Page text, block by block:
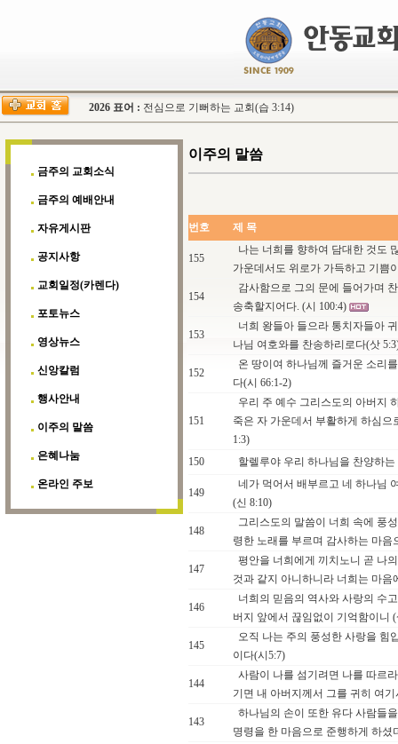
2026 표어 : 전심으로 기뻐하는 교회(습 3:14)
금주의 교회소식
금주의 예배안내
자유게시판
공지사항
교회일정(카렌다)
포토뉴스
영상뉴스
신앙칼럼
행사안내
이주의 말씀
은혜나눔
온라인 주보
이주의 말씀
번호 제 목
155
나는 너희를 향하여 담대한 것도
가운데서도 위로가 가득하고 기쁨
154
감사함으로 그의 문에 들어가며
송축할지어다. (시 100:4)
153
너희 왕들아 들으라 통치자들아
나님 여호와를 찬송하리로다(삿
152
온 땅이여 하나님께 즐거운 소리
다(시 66:1-2)
151
우리 주 예수 그리스도의 아버지
죽은 자 가운데서 부활하게 하심
1:3)
150
할렐루야 우리 하나님을 찬양하
149
네가 먹어서 배부르고 네 하나님
(신 8:10)
148
그리스도의 말씀이 너희 속에 풍
령한 노래를 부르며 감사하는 마음
147
평안을 너희에게 끼치노니 곧 나
것과 같지 아니하니라 너희는 마음
146
너희의 믿음의 역사와 사랑의 수
버지 앞에서 끊임없이 기억함이니 (
145
오직 나는 주의 풍성한 사랑을 힘
이다(시5:7)
144
사람이 나를 섬기려면 나를 따르
기면 내 아버지께서 그를 귀히 여기
143
하나님의 손이 또한 유다 사람들
명령을 한 마음으로 준행하게 하셨